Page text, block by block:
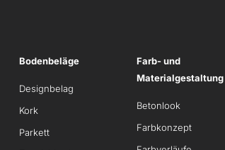
Bodenbeläge
Designbelag
Kork
Parkett
Farb- und
Materialgestaltung
Betonlook
Farbkonzept